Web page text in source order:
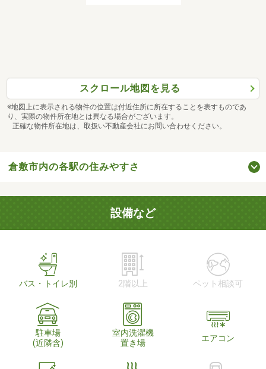
スクロール地図を見る
※地図上に表示される物件の位置は付近住所に所在することを表すものであ
り、実際の物件所在地とは異なる場合がございます。
正確な物件所在地は、取扱い不動産会社にお問い合わせください。
倉敷市内の各駅の住みやすさ
設備など
バス・トイレ別 2階以上 ペット相談可
駐車場
(近隣含)
室内洗濯機
置き場
エアコン